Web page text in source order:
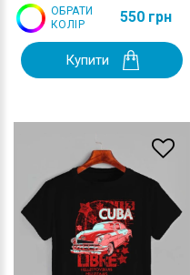
ОБРАТИ
КОЛІР
550 грн
Купити